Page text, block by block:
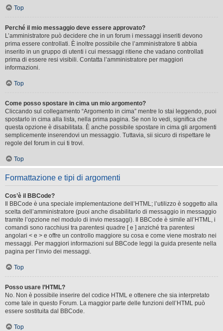
Top
Perché il mio messaggio deve essere approvato?
L’amministratore può decidere che in un forum i messaggi inseriti devono
prima essere controllati. È inoltre possibile che l’amministratore ti abbia
inserito in un gruppo di utenti i cui messaggi ritiene che vadano controllati
prima di essere resi visibili. Contatta l’amministratore per maggiori
informazioni.
Top
Come posso spostare in cima un mio argomento?
Cliccando sul collegamento “Argomento in cima” mentre lo stai leggendo, puoi
spostarlo in cima alla lista, nella prima pagina. Se non lo vedi, significa che
questa opzione è disabilitata. È anche possibile spostare in cima gli argomenti
semplicemente inserendovi un messaggio. Tuttavia, sii sicuro di rispettare le
regole del forum in cui ti trovi.
Top
Formattazione e tipi di argomenti
Cos’è il BBCode?
Il BBCode è una speciale implementazione dell’HTML; l’utilizzo è soggetto alla
scelta dell’amministratore (puoi anche disabilitarlo di messaggio in messaggio
tramite l’opzione nel modulo di invio messaggi). Il BBCode è simile all’HTML, i
comandi sono racchiusi tra parentesi quadre [ e ] anziché tra parentesi
angolari < e > e offre un controllo maggiore su cosa e come viene mostrato nei
messaggi. Per maggiori informazioni sul BBCode leggi la guida presente nella
pagina per l’invio dei messaggi.
Top
Posso usare l’HTML?
No. Non è possibile inserire del codice HTML e ottenere che sia interpretato
come tale in questo Forum. La maggior parte delle funzioni dell’HTML può
essere sostituita dal BBCode.
Top